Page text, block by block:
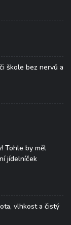
škole bez nervů a
Tohle by měl
jídelníček
vlhkost a čistý